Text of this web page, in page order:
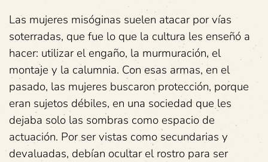
Las mujeres misóginas suelen atacar por vías
soterradas, que fue lo que la cultura les enseñó a
hacer: utilizar el engaño, la murmuración, el
montaje y la calumnia. Con esas armas, en el
pasado, las mujeres buscaron protección, porque
eran sujetos débiles, en una sociedad que les
dejaba solo las sombras como espacio de
actuación. Por ser vistas como secundarias y
devaluadas, debían ocultar el rostro para ser